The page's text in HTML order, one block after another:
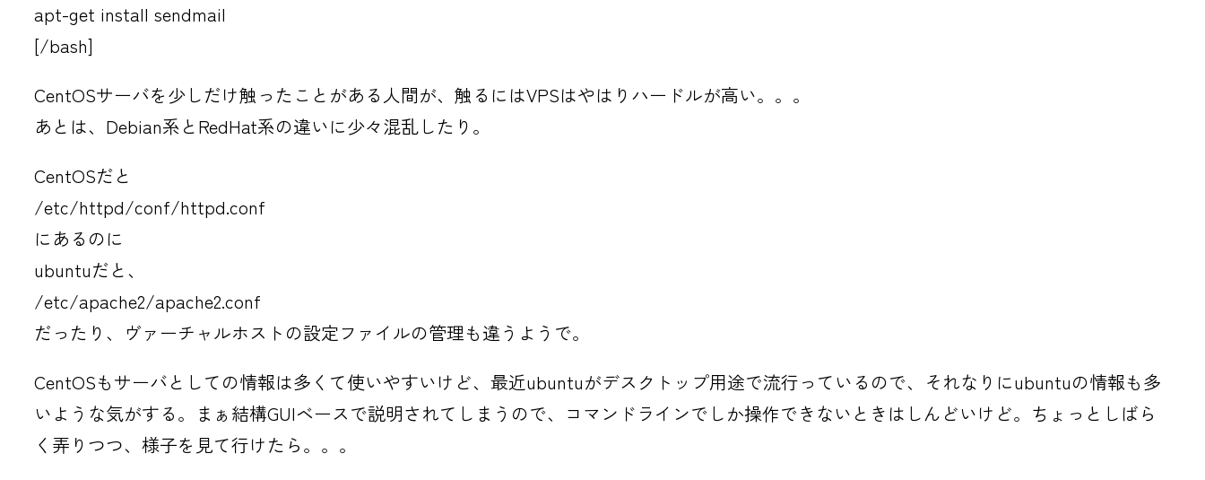
apt-get install sendmail
[/bash]
CentOSサーバを少しだけ触ったことがある人間が、触るにはVPSはやはりハードルが高い。。。
あとは、Debian系とRedHat系の違いに少々混乱したり。
CentOSだと
/etc/httpd/conf/httpd.conf
にあるのに
ubuntuだと、
/etc/apache2/apache2.conf
だったり、ヴァーチャルホストの設定ファイルの管理も違うようで。
CentOSもサーバとしての情報は多くて使いやすいけど、最近ubuntuがデスクトップ用途で流行っているので、それなりにubuntuの情報も多
いような気がする。まぁ結構GUIベースで説明されてしまうので、コマンドラインでしか操作できないときはしんどいけど。ちょっとしばら
く弄りつつ、様子を見て行けたら。。。